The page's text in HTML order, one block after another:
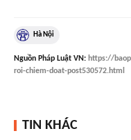
Hà Nội
Nguồn Pháp Luật VN: https://
roi-chiem-doat-post530572.html
TIN KHÁC